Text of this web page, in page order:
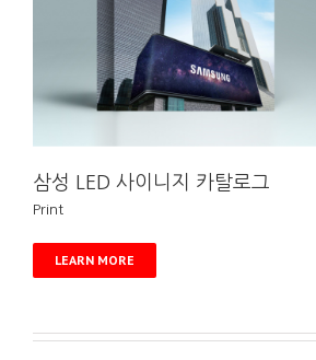
삼성 LED 사이니지 카탈로그
Print
LEARN MORE